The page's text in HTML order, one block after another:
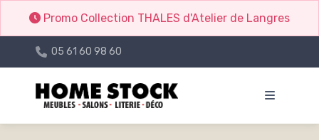
Promo Collection THALES d'Atelier de Langres
05 61 60 98 60